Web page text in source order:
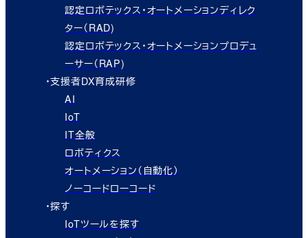
認定ロボテックス・オートメーションディレク
ター（RAD)
認定ロボテックス・オートメーションプロデュ
ーサー（RAP)
・支援者DX育成研修
AI
IoT
IT全般
ロボティクス
オートメーション（自動化）
ノーコードローコード
・探す
IoTツールを探す